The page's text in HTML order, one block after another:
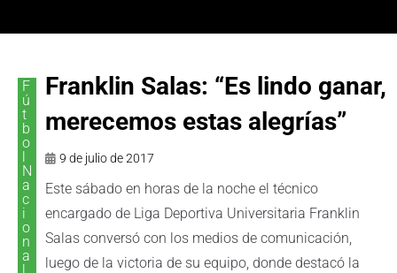
F
ú
t
b
o
N
a
c
i
o
n
a
Franklin Salas: “Es lindo ganar,
merecemos estas alegrías”
9 de julio de 2017
Este sábado en horas de la noche el técnico
encargado de Liga Deportiva Universitaria Franklin
Salas conversó con los medios de comunicación,
luego de la victoria de su equipo, donde destacó la